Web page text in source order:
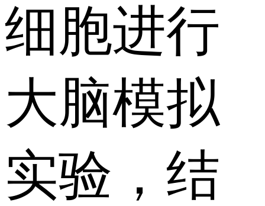
细胞进行
大脑模拟
实验，结